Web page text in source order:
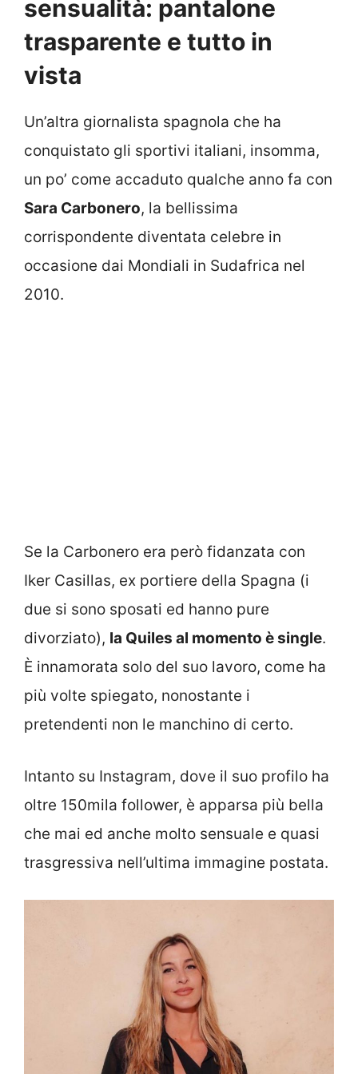
sensualità: pantalone
trasparente e tutto in
vista
Un’altra giornalista spagnola che ha
conquistato gli sportivi italiani, insomma,
un po’ come accaduto qualche anno fa con
Sara Carbonero, la bellissima
corrispondente diventata celebre in
occasione dai Mondiali in Sudafrica nel
2010.
Se la Carbonero era però fidanzata con
Iker Casillas, ex portiere della Spagna (i
due si sono sposati ed hanno pure
divorziato), la Quiles al momento è single.
È innamorata solo del suo lavoro, come ha
più volte spiegato, nonostante i
pretendenti non le manchino di certo.
Intanto su Instagram, dove il suo profilo ha
oltre 150mila follower, è apparsa più bella
che mai ed anche molto sensuale e quasi
trasgressiva nell’ultima immagine postata.